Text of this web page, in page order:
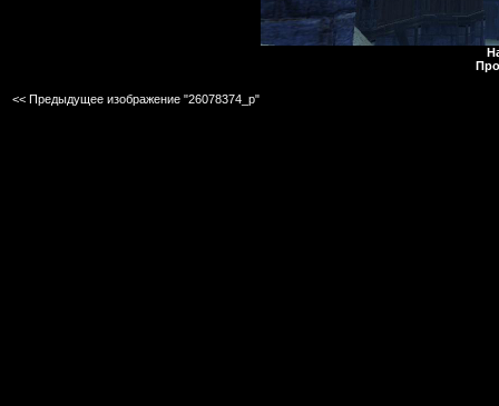
<< Предыдущее изображение "26078374_p"